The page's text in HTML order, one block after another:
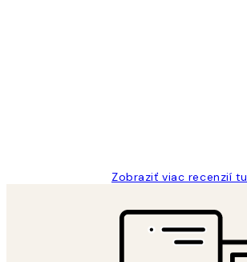
Zobraziť viac recenzií tu